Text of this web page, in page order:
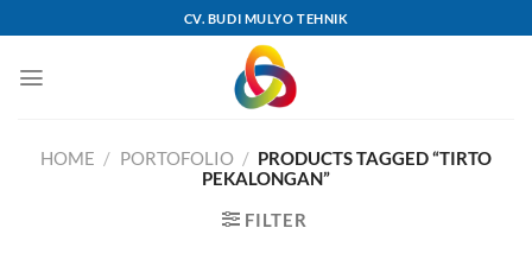
to
content
CV. BUDI MULYO TEHNIK
HOME / PORTOFOLIO / PRODUCTS TAGGED “TIRTO
PEKALONGAN”
FILTER